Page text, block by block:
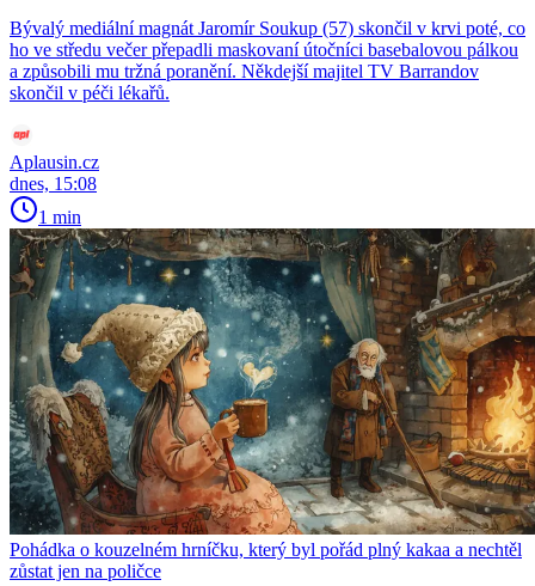
Bývalý mediální magnát Jaromír Soukup (57) skončil v krvi poté, co
ho ve středu večer přepadli maskovaní útočníci basebalovou pálkou
a způsobili mu tržná poranění. Někdejší majitel TV Barrandov
skončil v péči lékařů.
Aplausin.cz
dnes, 15:08
1 min
Pohádka o kouzelném hrníčku, který byl pořád plný kakaa a nechtěl
zůstat jen na poličce